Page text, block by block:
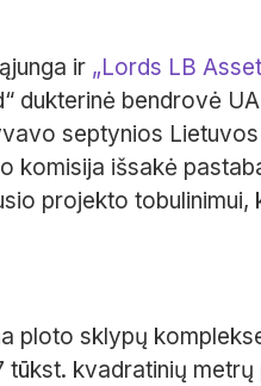
ir „Lords LB
dukterinė bendrovė
septynios
komisija išsakė
projekto tobulinimui,
ploto sklypų
tūkst. kvadratinių